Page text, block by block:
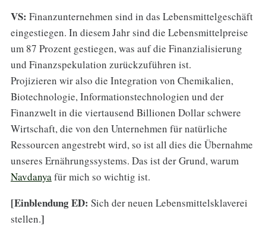
VS: Finanzunternehmen sind in das Lebensmittelgeschäft
eingestiegen. In diesem Jahr sind die Lebensmittelpreise
um 87 Prozent gestiegen, was auf die Finanzialisierung
und Finanzspekulation zurückzuführen ist.
Projizieren wir also die Integration von Chemikalien,
Biotechnologie, Informationstechnologien und der
Finanzwelt in die viertausend Billionen Dollar schwere
Wirtschaft, die von den Unternehmen für natürliche
Ressourcen angestrebt wird, so ist all dies die Übernahme
unseres Ernährungssystems. Das ist der Grund, warum
Navdanya für mich so wichtig ist.
[Einblendung ED: Sich der neuen Lebensmittelsklaverei
stellen.]